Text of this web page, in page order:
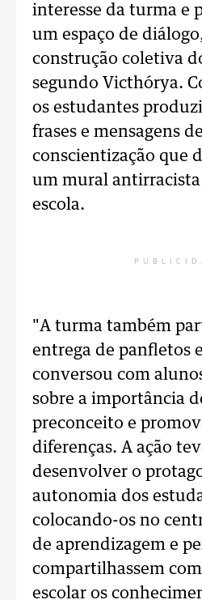
interesse da turma e
um espaço de
construção coletiva
segundo Victhórya.
os estudantes
frases e mensagens de
conscientização que
um mural
escola.
"A turma também
entrega de panfletos
conversou com
sobre a importância
preconceito e
diferenças. A ação
desenvolver o
autonomia dos
colocando-os no
de aprendizagem e
compartilhassem
escolar os